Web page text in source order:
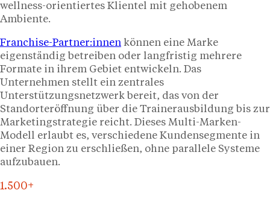
wellness-orientiertes Klientel mit gehobenem
Ambiente.
Franchise-Partner:innen können eine Marke
eigenständig betreiben oder langfristig mehrere
Formate in ihrem Gebiet entwickeln. Das
Unternehmen stellt ein zentrales
Unterstützungsnetzwerk bereit, das von der
Standorteröffnung über die Trainerausbildung bis zur
Marketingstrategie reicht. Dieses Multi-Marken-
Modell erlaubt es, verschiedene Kundensegmente in
einer Region zu erschließen, ohne parallele Systeme
aufzubauen.
1.500+